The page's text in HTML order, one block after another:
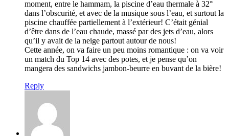
moment, entre le hammam, la piscine d’eau thermale à 32°
dans l’obscurité, et avec de la musique sous l’eau, et surtout la
piscine chauffée partiellement à l’extérieur! C’était génial
d’être dans de l’eau chaude, massé par des jets d’eau, alors
qu’il y avait de la neige partout autour de nous!
Cette année, on va faire un peu moins romantique : on va voir
un match du Top 14 avec des potes, et je pense qu’on
mangera des sandwichs jambon-beurre en buvant de la bière!
Reply